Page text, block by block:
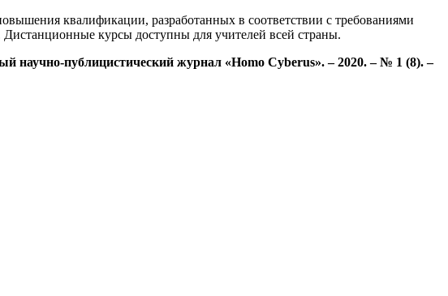
квалификации, разработанных в соответствии с требованиями
курсы доступны для учителей всей страны.
научно-публицистический журнал «Homo Cyberus». – 2020. – № 1 (8). –